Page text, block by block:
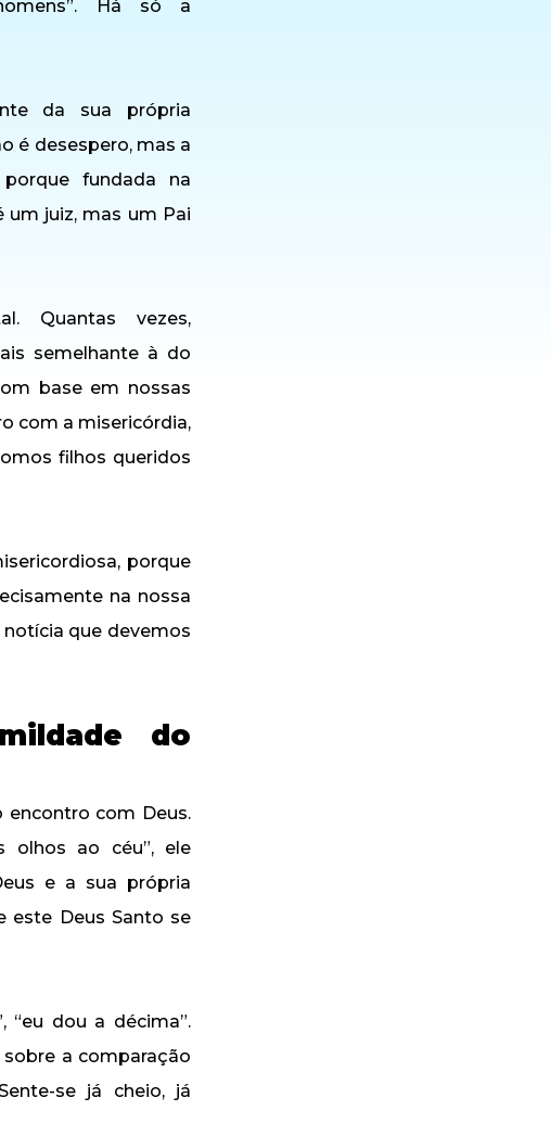
Há só a
da sua própria
é desespero, mas a
fundada na
um juiz, mas um Pai
Quantas vezes,
semelhante à do
base em nossas
com a misericórdia,
filhos queridos
porque
na nossa
que devemos
do
com Deus.
olhos ao céu”, ele
e a sua própria
este Deus Santo se
“eu dou a décima”.
a comparação
se já cheio, já